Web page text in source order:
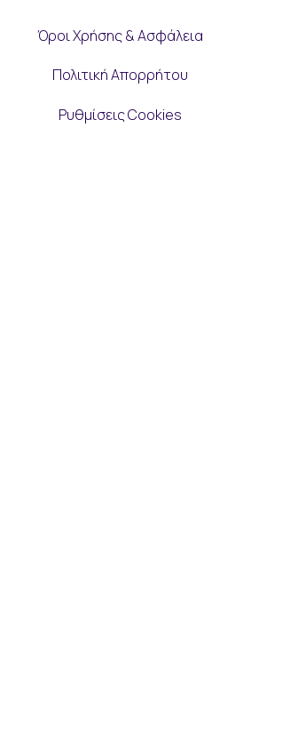
Όροι Χρήσης & Ασφάλεια
Πολιτική Απορρήτου
Ρυθμίσεις Cookies